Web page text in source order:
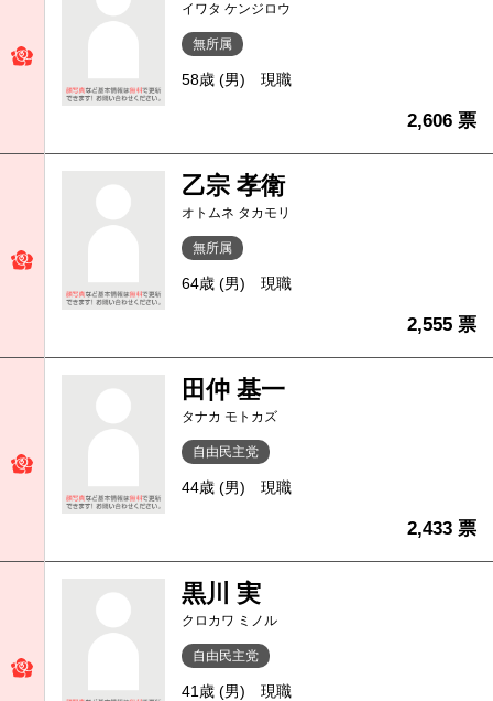
イワタ ケンジロウ
無所属
58歳 (男) 現職
2,606 票
乙宗 孝衛
オトムネ タカモリ
無所属
64歳 (男) 現職
2,555 票
田仲 基一
タナカ モトカズ
自由民主党
44歳 (男) 現職
2,433 票
黒川 実
クロカワ ミノル
自由民主党
41歳 (男) 現職